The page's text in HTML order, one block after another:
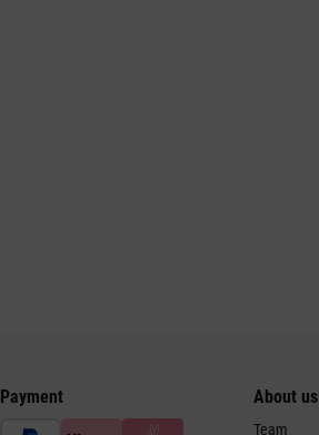
Payment About us
Team